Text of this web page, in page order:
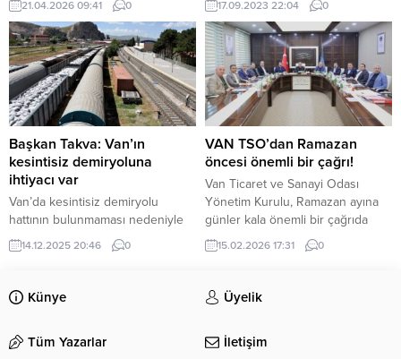
bir araya geldi. Van’da bulunan
çok sayıda aşiret büyüğünün
katıldığı buluşmada barış ve
kardeşlik mesajları verildi. Ertoşi
Aşireti Lideri İskender Ertuş’un ev
sahipliğinde gerçekleşen yemekli
toplantıya, Gevdan Aşireti Lideri
Mehmet Aslan, Ezdinan Aşireti
Lideri...
21.04.2026 09:41 0
bölümünden eklenebilir. Özet
eklenmişse başlık altında kalın
olarak bu şekilde gösterilir,
eklenmemişse bu alan boş kalır.
17.09.2023 22:04 0
Başkan Takva: Van’ın
kesintisiz demiryoluna
ihtiyacı var
Van’da kesintisiz demiryolu
hattının bulunmaması nedeniyle
kent, yıllardır feribotla taşımacılıkla
yetiniyor. Ancak bu yöntem hem
maliyetlere yol açıyor. Van Ticaret
ve Sanayi Odası (Van TSO) da
Başkan Necdet Takva, “İster
14.12.2025 20:46 0
VAN TSO’dan Ramazan
öncesi önemli bir çağrı!
Van Ticaret ve Sanayi Odası
Yönetim Kurulu, Ramazan ayına
günler kala önemli bir çağrıda
bulundu. VAN TSO Yönetim
Kurulu yaptığı açıklamada:
olan mübarek Ramazan ayına
kavuşmanın huzuru içerisindeyiz.
Birlik ve paylaşım ayıdır. İkramın
15.02.2026 17:31 0
Künye Üyelik
Tüm Yazarlar İletişim